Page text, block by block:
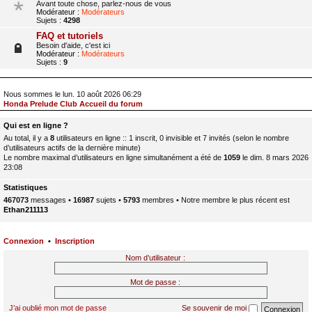
Avant toute chose, parlez-nous de vous
Modérateur : Modérateurs
Sujets : 4298
FAQ et tutoriels
Besoin d'aide, c'est ici
Modérateur : Modérateurs
Sujets : 9
Nous sommes le lun. 10 août 2026 06:29
Honda Prelude Club Accueil du forum
Qui est en ligne ?
Au total, il y a 8 utilisateurs en ligne :: 1 inscrit, 0 invisible et 7 invités (selon le nombre
d’utilisateurs actifs de la dernière minute)
Le nombre maximal d’utilisateurs en ligne simultanément a été de 1059 le dim. 8 mars 2026
23:08
Statistiques
467073 messages • 16987 sujets • 5793 membres • Notre membre le plus récent est
Ethan211113
Connexion • Inscription
Nom d’utilisateur :
Mot de passe :
J’ai oublié mon mot de passe Se souvenir de moi